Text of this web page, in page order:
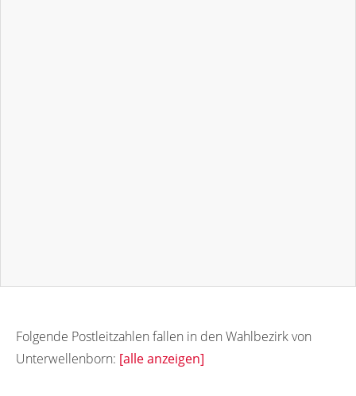
Folgende Postleitzahlen fallen in den Wahlbezirk von
Unterwellenborn: [alle anzeigen]